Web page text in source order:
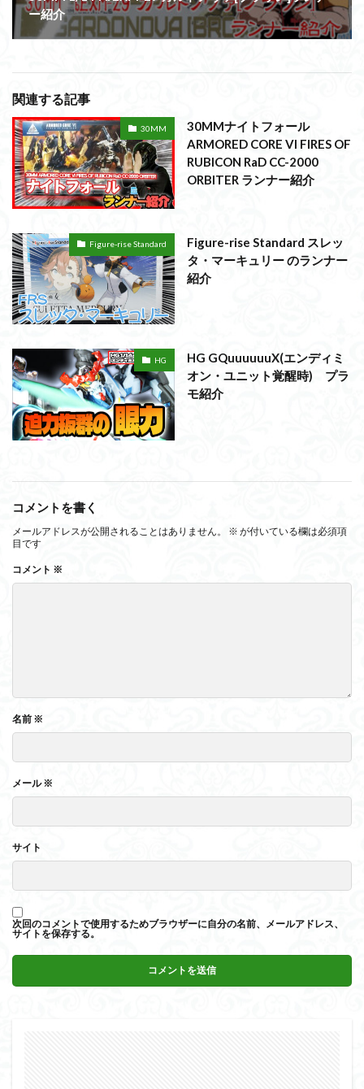
ー紹介
関連する記事
30MM
30MMナイトフォール
ARMORED CORE VI FIRES OF
RUBICON RaD CC-2000
ORBITER ランナー紹介
Figure-rise Standard
Figure-rise Standard スレッ
タ・マーキュリー のランナー
紹介
HG
HG GQuuuuuuX(エンディミ
オン・ユニット覚醒時) プラ
モ紹介
コメントを書く
メールアドレスが公開されることはありません。 ※ が付いている欄は必須項
目です
コメント ※
名前 ※
メール※
サイト
次回のコメントで使用するためブラウザーに自分の名前、メールアドレス、
サイトを保存する。